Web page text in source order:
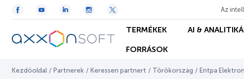
Az
TERMÉKEK AI &
FORRÁSOK
Kezdőoldal / Partnerek / Keressen partnert / Törökország / Entpa